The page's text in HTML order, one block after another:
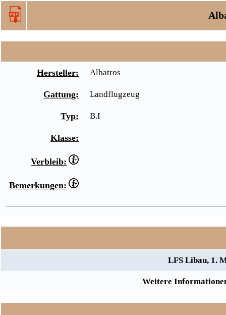
Hersteller: Albatros
Gattung: Landflugzeug
Typ: B.I
Klasse:
Verbleib:
Bemerkungen:
LFS Libau, 1.
Weitere